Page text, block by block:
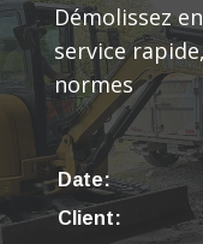
Démolissez
service
normes
Date:
Client: